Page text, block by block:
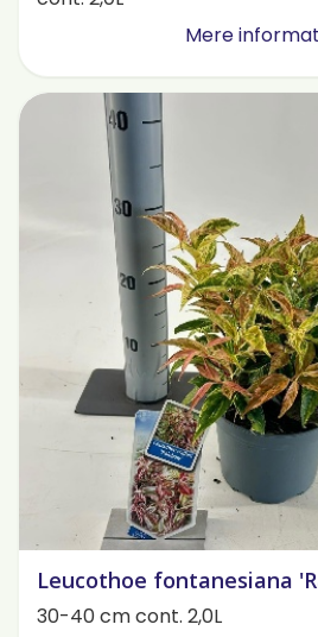
Mere
Leucothoe fontanesiana
30-40 cm cont. 2,0L